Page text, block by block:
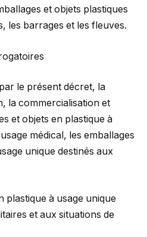
et objets plastiques
les barrages et les fleuves.
le présent décret, la
la commercialisation et
et objets en plastique à
médical, les emballages
unique destinés aux
plastique à usage unique
et aux situations de